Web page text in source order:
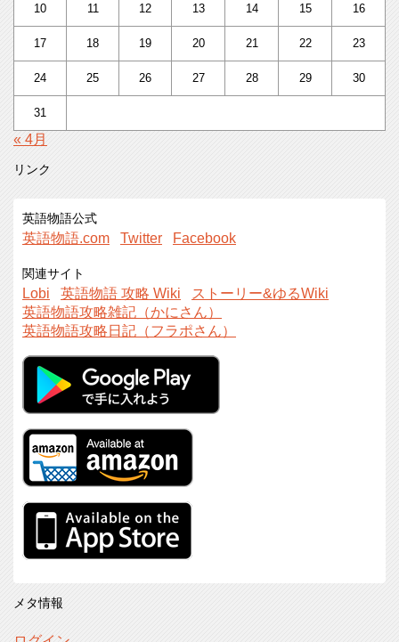
10 11 12 13 14 15 16
17 18 19 20 21 22 23
24 25 26 27 28 29 30
31
« 4月
リンク
英語物語公式
英語物語.com Twitter Facebook
関連サイト
Lobi 英語物語 攻略 Wiki
ストーリー&ゆるWiki
英語物語攻略雑記（かにさん）
英語物語攻略日記（フラポさん）
メタ情報